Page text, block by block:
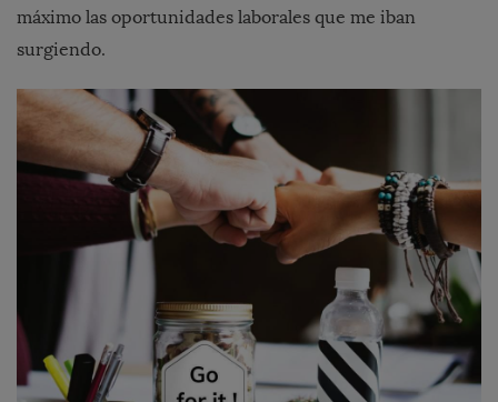
máximo las oportunidades laborales que me iban
surgiendo.